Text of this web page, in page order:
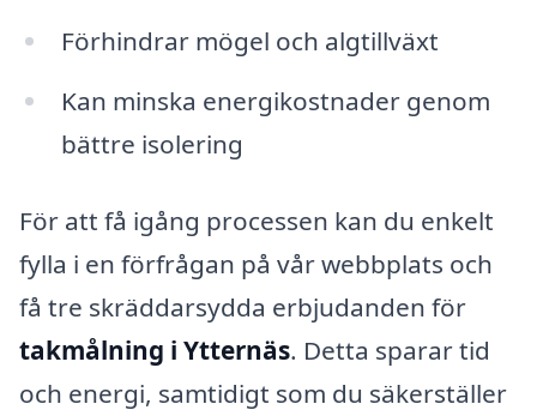
Förhindrar mögel och algtillväxt
Kan minska energikostnader genom
bättre isolering
För att få igång processen kan du enkelt
fylla i en förfrågan på vår webbplats och
få tre skräddarsydda erbjudanden för
takmålning i Ytternäs. Detta sparar tid
och energi, samtidigt som du säkerställer